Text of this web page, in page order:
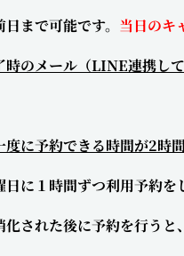
まで可能です。 当日のキ
時のメール（LINE連携し
に予約できる時間が2時
１時間ずつ利用予約を
た後に予約を行うと、